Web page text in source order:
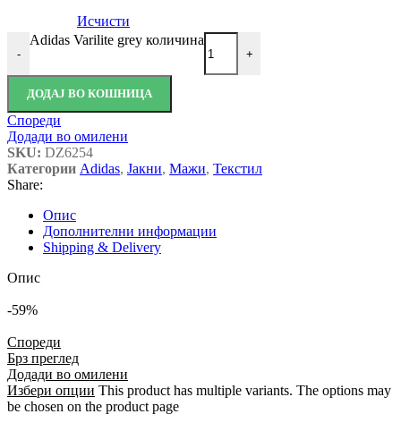
Исчисти
-
Adidas Varilite grey количина
+
ДОДАЈ ВО КОШНИЦА
Спореди
Додади во омилени
SKU: DZ6254
Категории Adidas, Јакни, Мажи, Текстил
Share:
Опис
Дополнителни информации
Shipping & Delivery
Опис
-59%
Спореди
Брз преглед
Додади во омилени
Избери опции This product has multiple variants. The options may
be chosen on the product page